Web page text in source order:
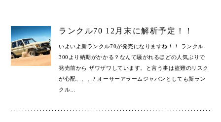
ランクル70 12月末に解析予定！！
いよいよ新ランクル70が発売になりますね！！ ランクル
300より納期がかかる？なんて騒がれるほどの人気ぶりで
発売前から ザワザワしています。と言う事は盗難のリスク
が心配、、、? オーサーアラームジャパンとしても新ラン
クル